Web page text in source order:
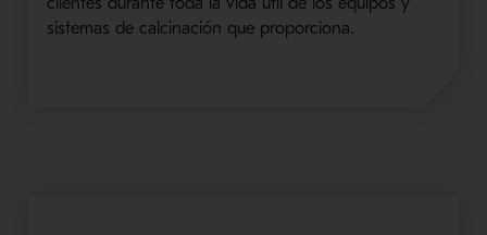
sistemas de calcinación que proporciona.